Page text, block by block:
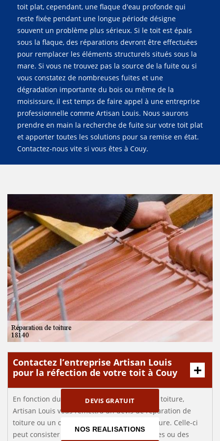
DEVIS GRATUIT
NOS REALISATIONS
toit plat, cependant, une flaque d'eau profonde qui
reste fixée pendant une longue période désigne
souvent un problème plus sérieux. Si le toit est épais
sous la flaque, des réparations devront être effectuées
pour remplacer les éléments structurels situés sous la
mare. Si vous ne trouvez pas la source de la fuite ou si
vous constatez de nombreuses fuites et une
dégradation importante du bois ou même de la
moisissure, il est temps de faire appel à une entreprise
professionnelle comme Artisan Louis. Nous saurons
prendre en main la recherche de fuite sur votre toit plat
et apporter toutes les solutions pour sa remise en état.
Contactez-nous vite si vous êtes à Couy.
Contactez l’entreprise Artisan Louis
pour la réfection de votre toit à Couy
En fonction du résultat de l’examen de votre toiture,
Artisan Louis vous remettra un devis de réparation de
toiture ou un devis de remplacement de toiture. Celle-ci
peut consister en un remplacement des tuiles ou des